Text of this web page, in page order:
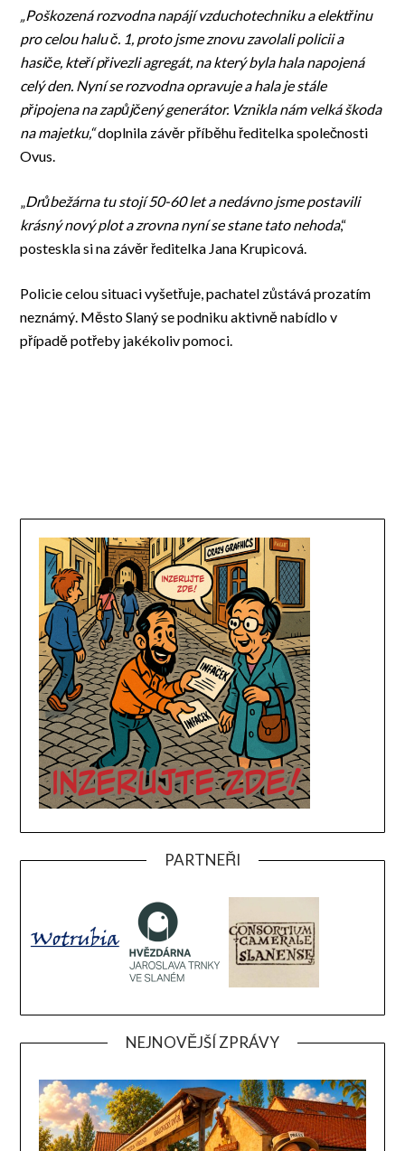
„Poškozená rozvodna napájí vzduchotechniku a elektřinu
pro celou halu č. 1, proto jsme znovu zavolali policii a
hasiče, kteří přivezli agregát, na který byla hala napojená
celý den. Nyní se rozvodna opravuje a hala je stále
připojena na zapůjčený generátor. Vznikla nám velká škoda
na majetku,“doplnila závěr příběhu ředitelka společnosti
Ovus.
„Drůbežárna tu stojí 50-60 let a nedávno jsme postavili
krásný nový plot a zrovna nyní se stane tato nehoda,“
posteskla si na závěr ředitelka Jana Krupicová.
Policie celou situaci vyšetřuje, pachatel zůstává prozatím
neznámý. Město Slaný se podniku aktivně nabídlo v
případě potřeby jakékoliv pomoci.
PARTNEŘI
NEJNOVĚJŠÍ ZPRÁVY